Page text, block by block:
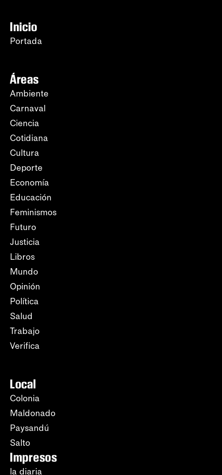
Inicio
Portada
Áreas
Ambiente
Carnaval
Ciencia
Cotidiana
Cultura
Deporte
Economía
Educación
Feminismos
Futuro
Justicia
Libros
Mundo
Opinión
Política
Salud
Trabajo
Verifica
Local
Colonia
Maldonado
Paysandú
Salto
Impresos
la diaria